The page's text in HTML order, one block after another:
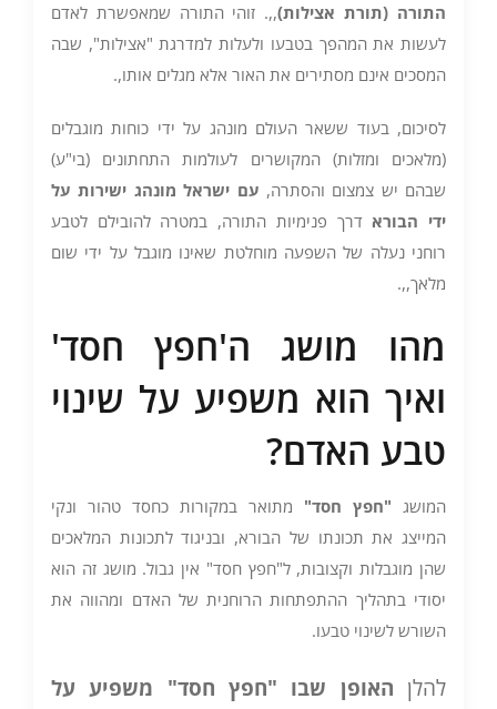
התורה (תורת אצילות),,. זוהי התורה שמאפשרת לאדם
לעשות את המהפך בטבעו ולעלות למדרגת "אצילות", שבה
המסכים אינם מסתירים את האור אלא מגלים אותו,.
לסיכום, בעוד ששאר העולם מונהג על ידי כוחות מוגבלים
(מלאכים ומזלות) המקושרים לעולמות התחתונים (בי"ע)
שבהם יש צמצום והסתרה, עם ישראל מונהג ישירות על
ידי הבורא דרך פנימיות התורה, במטרה להובילם לטבע
רוחני נעלה של השפעה מוחלטת שאינו מוגבל על ידי שום
מלאך,,.
מהו מושג ה'חפץ חסד'
ואיך הוא משפיע על שינוי
טבע האדם?
המושג "חפץ חסד" מתואר במקורות כחסד טהור ונקי
המייצג את תכונתו של הבורא, ובניגוד לתכונות המלאכים
שהן מוגבלות וקצובות, ל"חפץ חסד" אין גבול. מושג זה הוא
יסודי בתהליך ההתפתחות הרוחנית של האדם ומהווה את
השורש לשינוי טבעו.
להלן האופן שבו "חפץ חסד" משפיע על